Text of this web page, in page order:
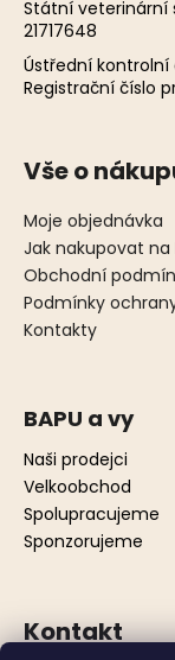
Státní veterinární
21717648
Ústřední kontrolní
Registrační číslo
Vše o
Moje objednávka
Jak nakupovat na
Obchodní
Podmínky
Kontakty
BAPU a vy
Naši prodejci
Velkoobchod
Spolupracujeme
Sponzorujeme
Kontakt